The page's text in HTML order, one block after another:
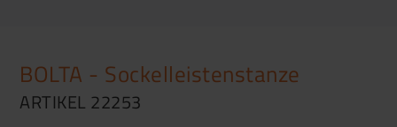
BOLTA - Sockelleistenstanze
ARTIKEL 22253